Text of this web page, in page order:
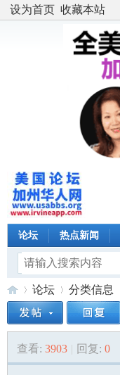
设为首页 收藏本站
论坛 热点新闻
美»
论坛
›
分类信息
查看: 3903 | 回复: 0